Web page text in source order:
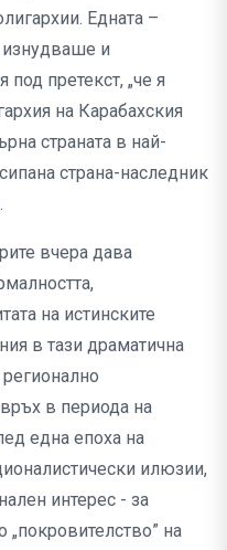
Едната –
изнудваше и
претекст, „че я
на Карабахския
страната в най-
страна-наследник
вчера дава
на истинските
в тази драматична
в периода на
една епоха на
илюзии,
интерес - за
на